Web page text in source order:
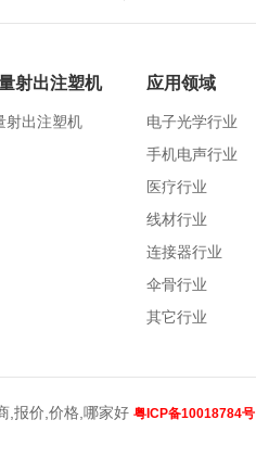
射出注塑机
射出注塑机
应用领域
电子光学行业
手机电声行业
医疗行业
线材行业
连接器行业
伞骨行业
其它行业
,报价,价格,哪家好 粤ICP备10018784号